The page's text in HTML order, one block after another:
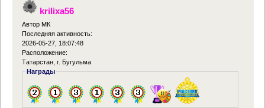
krilixa56
Автор МК
Последняя активность:
2026-05-27, 18:07:48
Расположение:
Татарстан, г. Бугульма
Награды